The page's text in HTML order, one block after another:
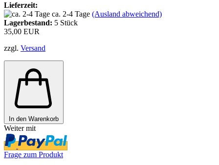
Lieferzeit:
ca. 2-4 Tage (Ausland abweichend)
Lagerbestand: 5 Stück
35,00 EUR
zzgl. Versand
In den Warenkorb
Weiter mit
Frage zum Produkt